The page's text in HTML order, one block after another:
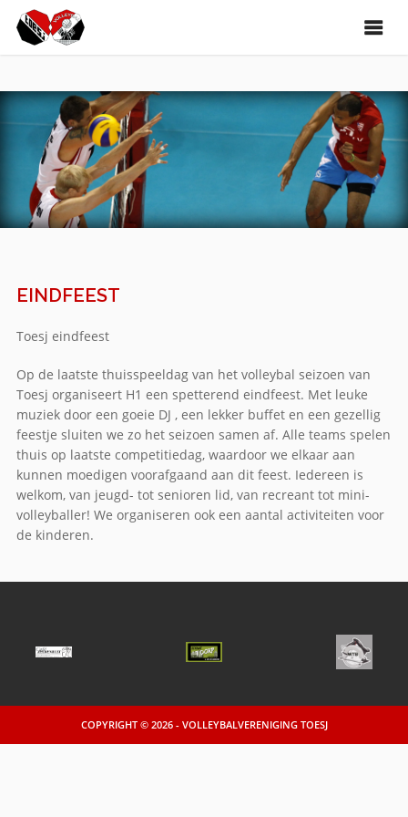
EINDFEEST
Toesj eindfeest
Op de laatste thuisspeeldag van het volleybal seizoen van
Toesj organiseert H1 een spetterend eindfeest. Met leuke
muziek door een goeie DJ , een lekker buffet en een gezellig
feestje sluiten we zo het seizoen samen af. Alle teams spelen
thuis op laatste competitiedag, waardoor we elkaar aan
kunnen moedigen voorafgaand aan dit feest. Iedereen is
welkom, van jeugd- tot senioren lid, van recreant tot mini-
volleyballer! We organiseren ook een aantal activiteiten voor
de kinderen.
COPYRIGHT © 2026 - VOLLEYBALVERENIGING TOESJ